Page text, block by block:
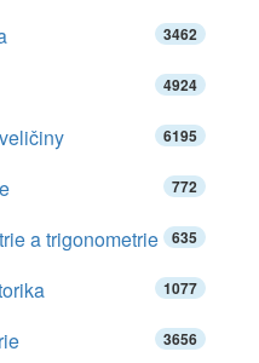
3462
4924
6195
772
a trigonometrie 635
1077
3656